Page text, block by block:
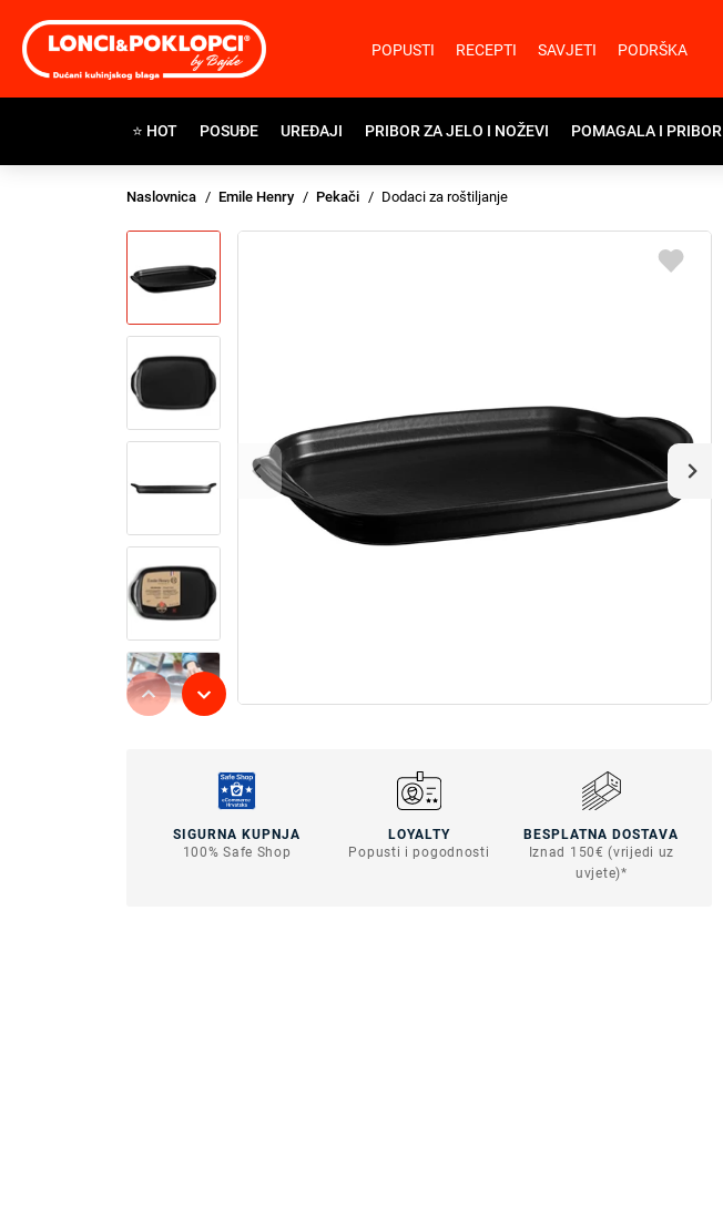
POPUSTI RECEPTI SAVJETI PODRŠKA
⭐ HOT POSUĐE UREĐAJI PRIBOR ZA JELO I NOŽEVI POMAGALA I PRIBOR
Naslovnica Emile Henry Pekači Dodaci za roštiljanje
SIGURNA KUPNJA
100% Safe Shop
LOYALTY
Popusti i pogodnosti
BESPLATNA DOSTAVA
Iznad 150€ (vrijedi uz
uvjete)*